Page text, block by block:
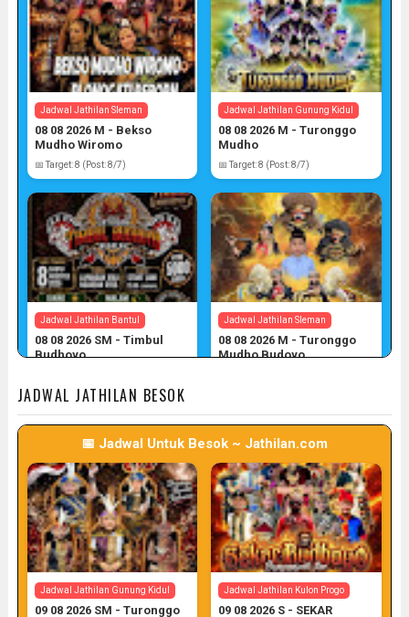
Jadwal Jathilan Sleman
08 08 2026 M - Bekso
Mudho Wiromo
📅 Target: 8 (Post: 8/7)
Jadwal Jathilan Gunung Kidul
08 08 2026 M - Turonggo
Mudho
📅 Target: 8 (Post: 8/7)
Jadwal Jathilan Bantul
08 08 2026 SM - Timbul
Budhoyo
Jadwal Jathilan Sleman
08 08 2026 M - Turonggo
Mudho Budoyo
Jadwal Jathilan Sleman
08 08 2026 M - Klaras Anom
Sembrani
📅 Target: 8 (Post: 8/7)
Jadwal Jathilan Gunung Kidul
08 08 2026 S - Sekar
Kinasih
📅 Target: 8 (Post: 8/7)
JADWAL JATHILAN BESOK
📅 Jadwal Untuk Besok ~ Jathilan.com
Jadwal Jathilan Gunung Kidul
09 08 2026 SM - Turonggo
Jadwal Jathilan Kulon Progo
09 08 2026 S - SEKAR